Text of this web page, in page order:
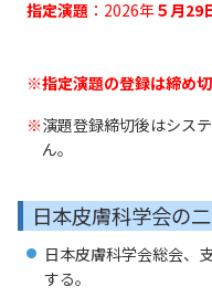
指定演題 ：2026年５月29
※指定演題の登録は締め
演題登録締切後はシス
ん。
日本皮膚科学会の
日本皮膚科学会総会、
する。